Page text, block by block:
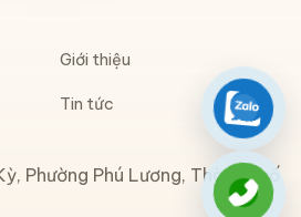
Giới thiệu
Tin tức
Phường Phú Lương, Thành phố
Zalo
Gọi